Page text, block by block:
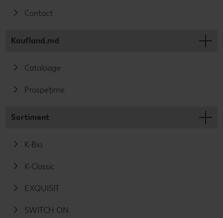
Contact
Kaufland.md
Cataloage
Prospețime
Sortiment
K-Bio
K-Classic
EXQUISIT
SWITCH ON